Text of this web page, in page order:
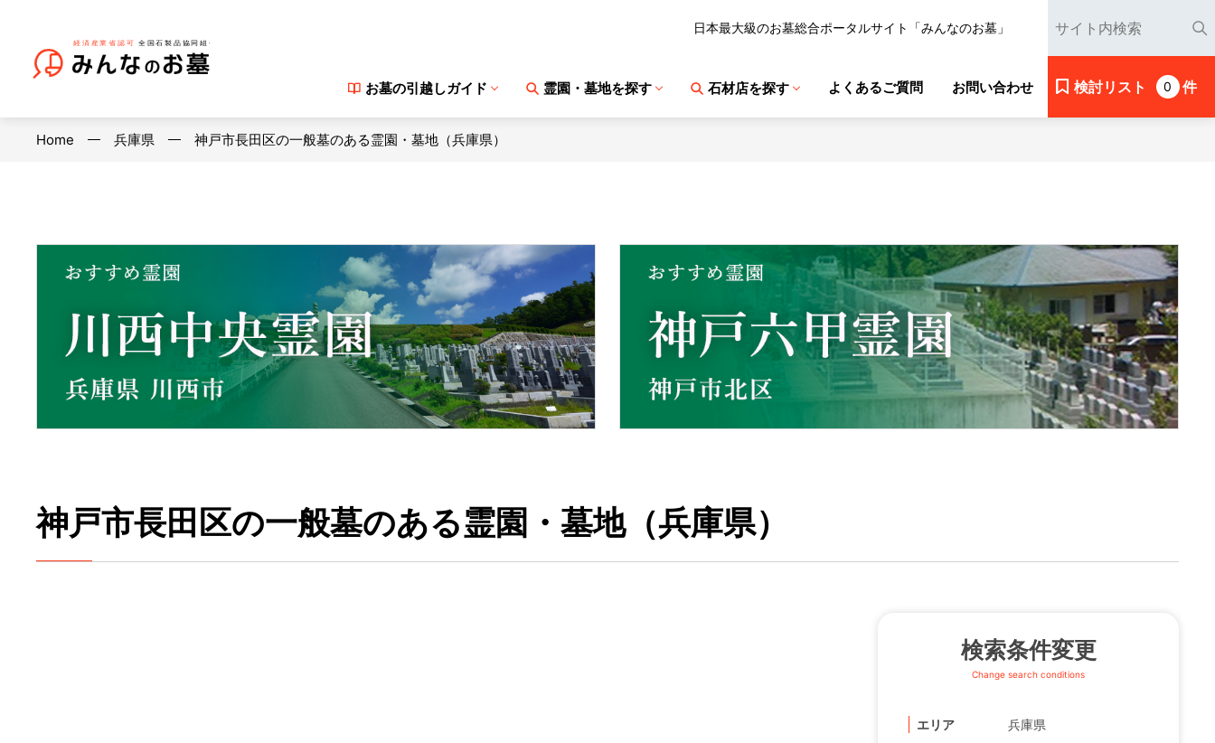
日本最大級のお墓総合ポータルサイト「みんなのお墓」
お墓の引越しガイド 霊園・墓地を探す 石材店を探す よくあるご質問 お問い合わせ 検討リスト 0 件
Home 兵庫県 神戸市長田区の一般墓のある霊園・墓地（兵庫県）
神戸市長田区の一般墓のある霊園・墓地（兵庫県）
検索条件変更
Change search conditions
エリア 兵庫県